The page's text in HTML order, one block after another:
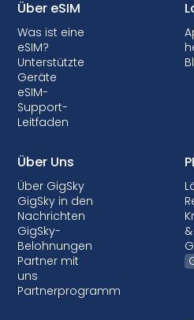
Anbieter können Ihr
dass Sie keine eSIMs
Obwohl die Sperrung in
nicht erlaubt ist, ist sie
Postpaid-Tarifen
Gerät finanziert wird.
Über eSIM
Was ist eine
eSIM?
Unterstützte
Geräte
eSIM-
Support-
Leitfaden
Über Uns
Über GigSky
GigSky in den
Nachrichten
GigSky-
Belohnungen
Partner mit
uns
Partnerprogramm